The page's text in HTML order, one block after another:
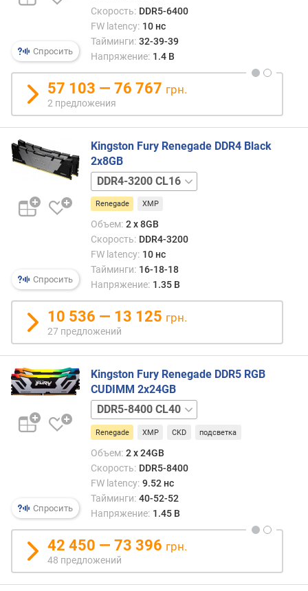
Спросить
Скорость: DDR5-6400
FW latency: 10 нс
Тайминги: 32-39-39
Напряжение: 1.4 В
57 103 — 76 767 грн.
2 предложения
Спросить
Kingston Fury Renegade DDR4 Black
2x8GB
DDR4-
3600
CL16
DDR4-
4000
CL19
DDR4-
4266
CL19
DDR4-
5333
CL20
Renegade XMP
Объем: 2 x 8GB
Скорость: DDR4-3200
FW latency: 10 нс
Тайминги: 16-18-18
Напряжение: 1.35 В
10 536 — 13 125 грн.
27 предложений
Спросить
Kingston Fury Renegade DDR5 RGB
CUDIMM 2x24GB
DDR5-
8800
CL42
Renegade XMP CKD подсветка
Объем: 2 x 24GB
Скорость: DDR5-8400
FW latency: 9.52 нс
Тайминги: 40-52-52
Напряжение: 1.45 В
42 450 — 73 396 грн.
48 предложений